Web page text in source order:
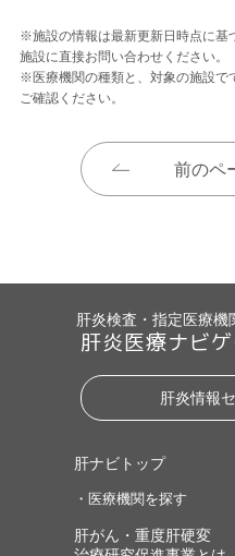
※施設の情報は最新更新日時点に基
施設に直接お問い合わせください。
※医療機関の種類と、対象の施設で
ご確認ください。
前のペ
肝炎検査・指定医療機
肝炎医療ナビ
肝炎情報
肝ナビトップ
・医療機関を探す
肝がん・重度肝硬変